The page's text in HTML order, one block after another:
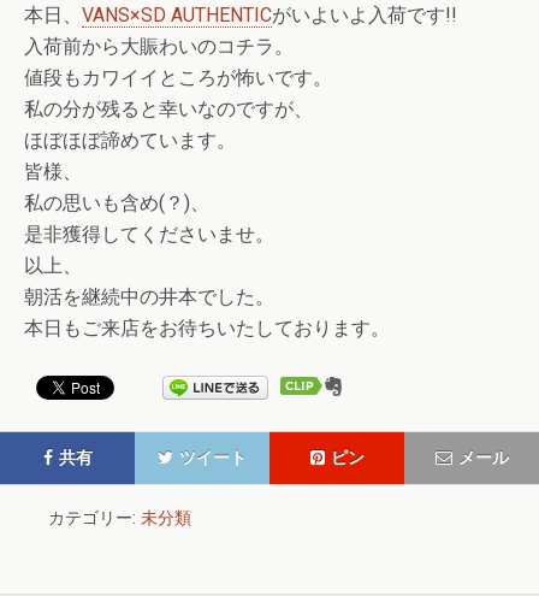
本日、 VANS×SD AUTHENTICがいよいよ入荷です!!
入荷前から大賑わいのコチラ。
値段もカワイイところが怖いです。
私の分が残ると幸いなのですが、
ほぼほぼ諦めています。
皆様、
私の思いも含め(？)、
是非獲得してくださいませ。
以上、
朝活を継続中の井本でした。
本日もご来店をお待ちいたしております。
共有 ツイート ピン メール
カテゴリー: 未分類